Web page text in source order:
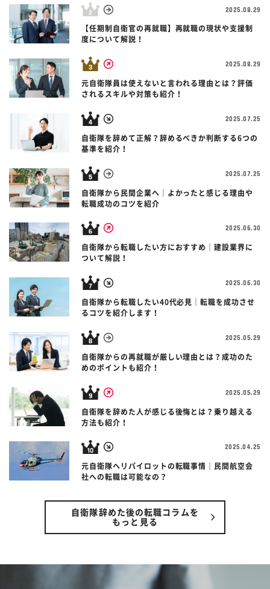
2025.08.29
【任期制自衛官の再就職】再就職の現状や支援制
度について解説！
2025.08.29
元自衛隊員は使えないと言われる理由とは？評価
されるスキルや対策も紹介！
2025.07.25
自衛隊を辞めて正解？辞めるべきか判断する6つの
基準を紹介！
2025.07.25
自衛隊から民間企業へ｜よかったと感じる理由や
転職成功のコツを紹介
2025.06.30
自衛隊から転職したい方におすすめ｜建設業界に
ついて解説！
2025.06.30
自衛隊から転職したい40代必見｜転職を成功させ
るコツを紹介します！
2025.05.29
自衛隊からの再就職が厳しい理由とは？成功のた
めのポイントも紹介！
2025.05.29
自衛隊を辞めた人が感じる後悔とは？乗り越える
方法も紹介！
2025.04.25
元自衛隊ヘリパイロットの転職事情｜民間航空会
社への転職は可能なの？
自衛隊辞めた後の転職コラムを
もっと見る